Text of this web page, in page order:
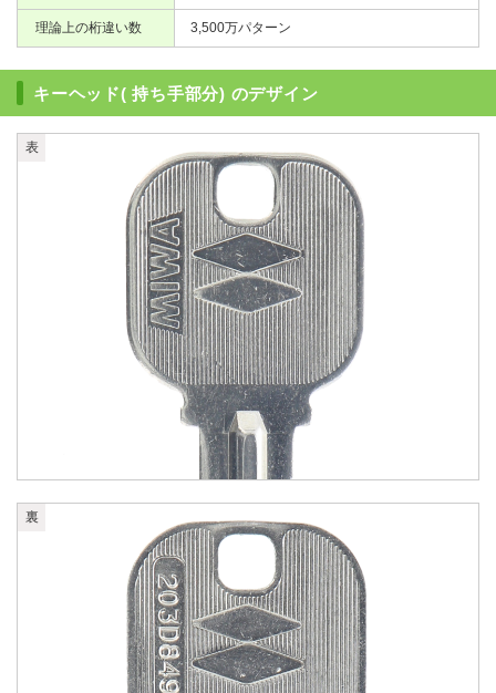
理論上の桁違い数 3,500万パターン
キーヘッド( 持ち手部分) のデザイン